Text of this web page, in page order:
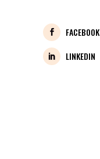
FACEBOOK
LINKEDIN